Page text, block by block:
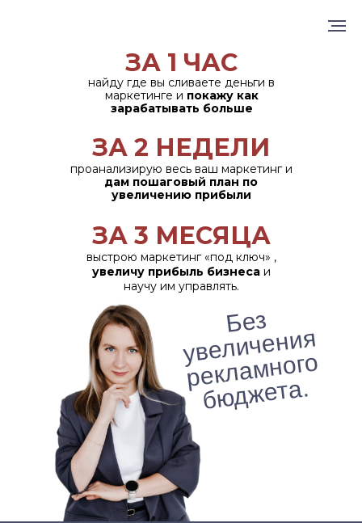
найду где вы сливаете деньги в
маркетинге и покажу как
зарабатывать больше
проанализирую весь ваш маркетинг и
дам пошаговый план по
увеличению прибыли
выстрою маркетинг «под ключ» ,
увеличу прибыль бизнеса и
научу им управлять.
ЗА 1 ЧАС
ЗА 2 НЕДЕЛИ
ЗА 3 МЕСЯЦА
Без
уве
л
ич
е
н
ия
р
ек
л
а
м
н
ог
о
б
ю
д
жет
а.